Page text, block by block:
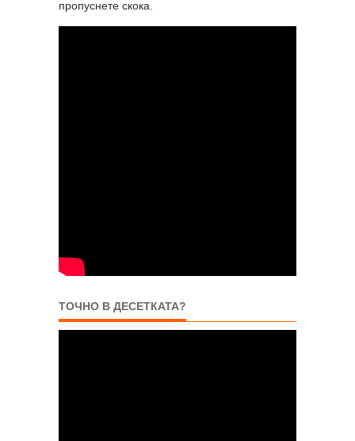
пропуснете скока.
ТОЧНО В ДЕСЕТКАТА?